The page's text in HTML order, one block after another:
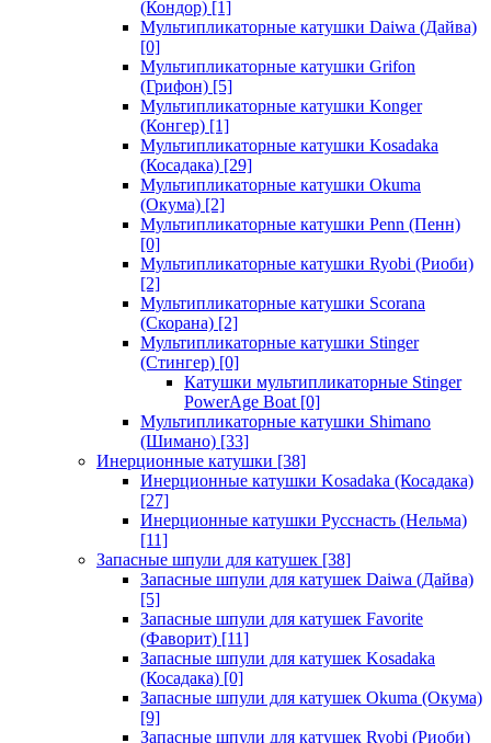
(Кондор) [1]
Мультипликаторные катушки Daiwa (Дайва)
[0]
Мультипликаторные катушки Grifon
(Грифон) [5]
Мультипликаторные катушки Konger
(Конгер) [1]
Мультипликаторные катушки Kosadaka
(Косадака) [29]
Мультипликаторные катушки Okuma
(Окума) [2]
Мультипликаторные катушки Penn (Пенн)
[0]
Мультипликаторные катушки Ryobi (Риоби)
[2]
Мультипликаторные катушки Scorana
(Скорана) [2]
Мультипликаторные катушки Stinger
(Стингер) [0]
Катушки мультипликаторные Stinger
PowerAge Boat [0]
Мультипликаторные катушки Shimano
(Шимано) [33]
Инерционные катушки [38]
Инерционные катушки Kosadaka (Косадака)
[27]
Инерционные катушки Русснасть (Нельма)
[11]
Запасные шпули для катушек [38]
Запасные шпули для катушек Daiwa (Дайва)
[5]
Запасные шпули для катушек Favorite
(Фаворит) [11]
Запасные шпули для катушек Kosadaka
(Косадака) [0]
Запасные шпули для катушек Okuma (Окума)
[9]
Запасные шпули для катушек Ryobi (Риоби)